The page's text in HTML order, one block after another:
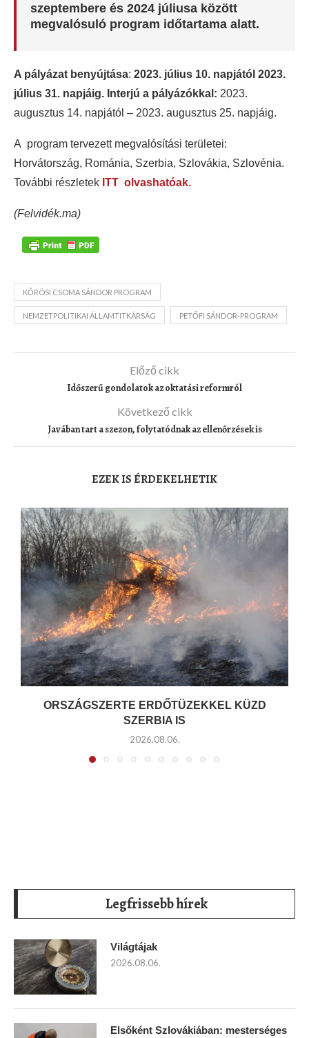
szeptembere és 2024 júliusa között
megvalósuló program időtartama alatt.
A pályázat benyújtása: 2023. július 10. napjától 2023.
július 31. napjáig. Interjú a pályázókkal: 2023.
augusztus 14. napjától – 2023. augusztus 25. napjáig.
A program tervezett megvalósítási területei:
Horvátország, Románia, Szerbia, Szlovákia, Szlovénia.
További részletek ITT olvashatóak.
(Felvidék.ma)
KŐRÖSI CSOMA SÁNDOR PROGRAM
NEMZETPOLITIKAI ÁLLAMTITKÁRSÁG PETŐFI SÁNDOR-PROGRAM
Előző cikk
Időszerű gondolatok az oktatási reformról
Következő cikk
Javában tart a szezon, folytatódnak az ellenőrzések is
EZEK IS ÉRDEKELHETIK
ORSZÁGSZERTE ERDŐTÜZEKKEL KÜZD
SZERBIA IS
2026.08.06.
Legfrissebb hírek
Világtájak
2026.08.06.
Elsőként Szlovákiában: mesterséges